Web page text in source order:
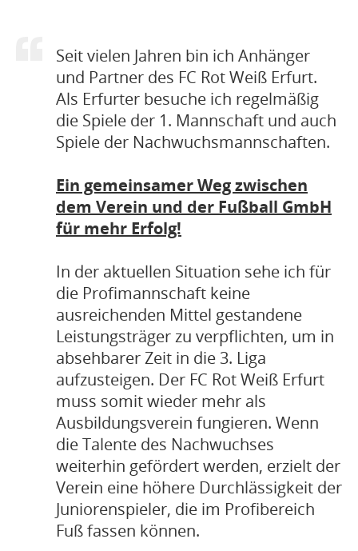
Seit vielen Jahren bin ich Anhänger
und Partner des FC Rot Weiß Erfurt.
Als Erfurter besuche ich regelmäßig
die Spiele der 1. Mannschaft und auch
Spiele der Nachwuchsmannschaften.
Ein gemeinsamer Weg zwischen
dem Verein und der Fußball GmbH
für mehr Erfolg!
In der aktuellen Situation sehe ich für
die Profimannschaft keine
ausreichenden Mittel gestandene
Leistungsträger zu verpflichten, um in
absehbarer Zeit in die 3. Liga
aufzusteigen. Der FC Rot Weiß Erfurt
muss somit wieder mehr als
Ausbildungsverein fungieren. Wenn
die Talente des Nachwuchses
weiterhin gefördert werden, erzielt der
Verein eine höhere Durchlässigkeit der
Juniorenspieler, die im Profibereich
Fuß fassen können.